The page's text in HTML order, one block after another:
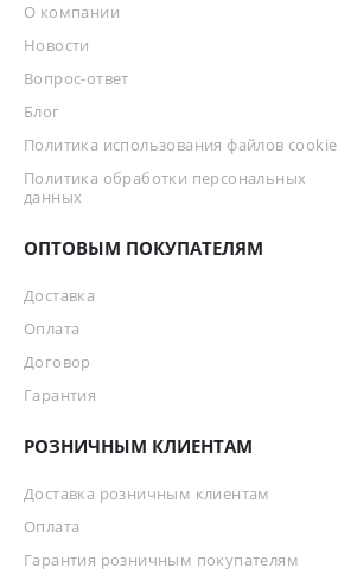
О компании
Новости
Вопрос-ответ
Блог
Политика использования файлов cookie
Политика обработки персональных
данных
ОПТОВЫМ ПОКУПАТЕЛЯМ
Доставка
Оплата
Договор
Гарантия
РОЗНИЧНЫМ КЛИЕНТАМ
Доставка розничным клиентам
Оплата
Гарантия розничным покупателям